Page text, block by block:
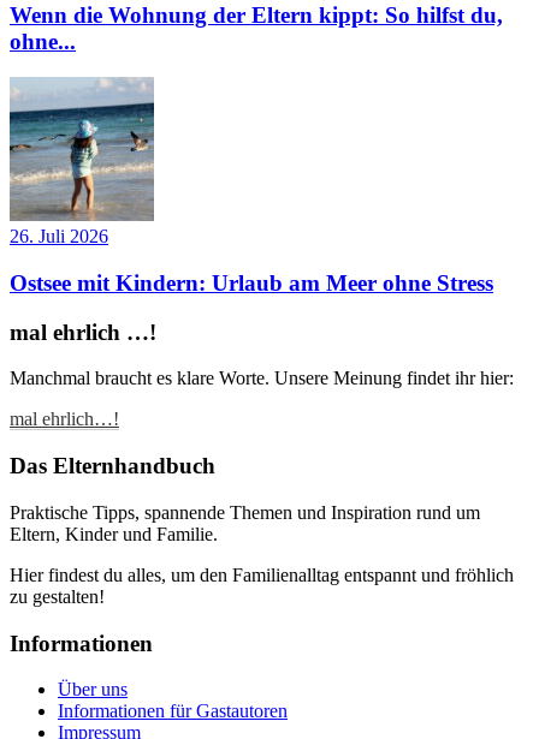
Wenn die Wohnung der Eltern kippt: So hilfst du,
ohne...
26. Juli 2026
Ostsee mit Kindern: Urlaub am Meer ohne Stress
mal ehrlich …!
Manchmal braucht es klare Worte. Unsere Meinung findet ihr hier:
mal ehrlich…!
Das Elternhandbuch
Praktische Tipps, spannende Themen und Inspiration rund um
Eltern, Kinder und Familie.
Hier findest du alles, um den Familienalltag entspannt und fröhlich
zu gestalten!
Informationen
Über uns
Informationen für Gastautoren
Impressum